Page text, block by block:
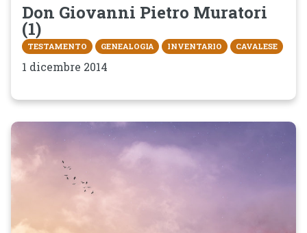
Don Giovanni Pietro Muratori
(1)
TESTAMENTO GENEALOGIA INVENTARIO CAVALESE
1 dicembre 2014